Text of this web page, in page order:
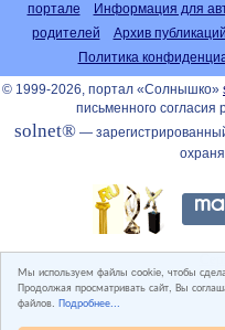
Мы используем файлы cookie, чтобы
Продолжая просматривать сайт, Вы
файлов. Подробнее...
портале
Информация для
родителей
Архив публикаций
Политика
© 1999-2026, портал «Солнышко»
письменного согласия
solnet® —